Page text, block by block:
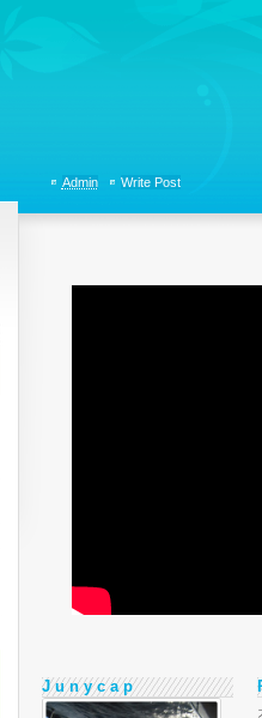
Admin Write Post
J u n y c a p